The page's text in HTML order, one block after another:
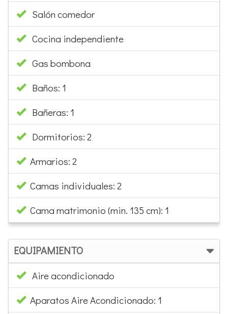
Salón comedor
Cocina independiente
Gas bombona
Baños: 1
Bañeras: 1
Dormitorios: 2
Armarios: 2
Camas individuales: 2
Cama matrimonio (min. 135 cm): 1
EQUIPAMIENTO
Aire acondicionado
Aparatos Aire Acondicionado: 1